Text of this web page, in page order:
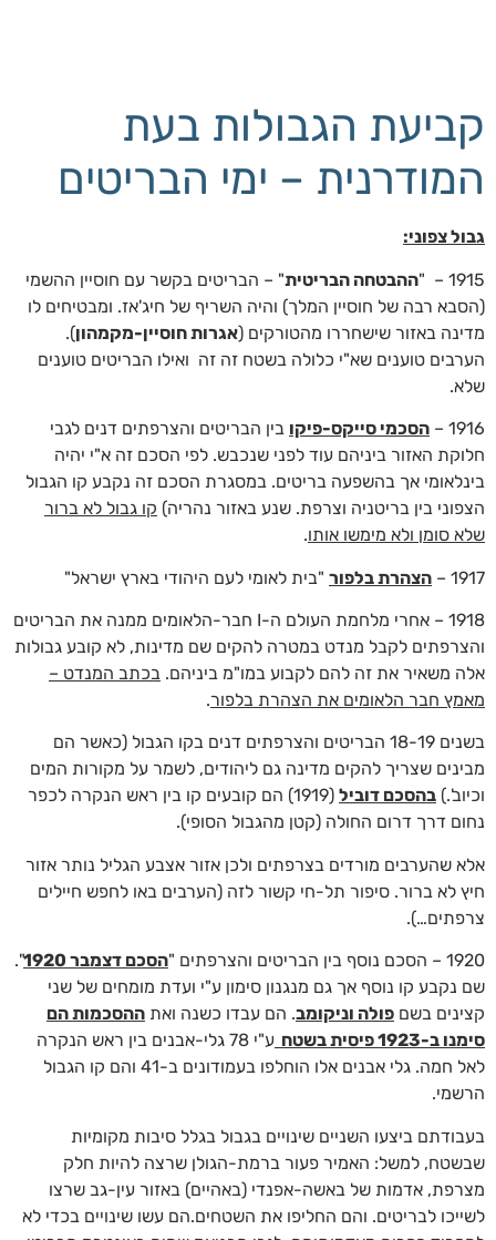
קביעת הגבולות בעת
המודרנית – ימי הבריטים
גבול צפוני:
1915 – " ההבטחה הבריטית" – הבריטים בקשר עם חוסיין ההשמי
(הסבא רבה של חוסיין המלך) והיה השריף של חיג'אז. ומבטיחים לו
מדינה באזור שישחררו מהטורקים (אגרות חוסיין-מקמהון).
הערבים טוענים שא"י כלולה בשטח זה זה ואילו הבריטים טוענים
שלא.
1916 – הסכמי סייקס-פיקו בין הבריטים והצרפתים דנים לגבי
חלוקת האזור ביניהם עוד לפני שנכבש. לפי הסכם זה א"י יהיה
בינלאומי אך בהשפעה בריטים. במסגרת הסכם זה נקבע קו הגבול
הצפוני בין בריטניה וצרפת. שנע באזור נהריה) קו גבול לא ברור
שלא סומן ולא מימשו אותו.
1917 – הצהרת בלפור "בית לאומי לעם היהודי בארץ ישראל"
1918 – אחרי מלחמת העולם ה-I חבר-הלאומים ממנה את הבריטים
והצרפתים לקבל מנדט במטרה להקים שם מדינות, לא קובע גבולות
אלה משאיר את זה להם לקבוע במו"מ ביניהם. בכתב המנדט –
מאמץ חבר הלאומים את הצהרת בלפור.
בשנים 18-19 הבריטים והצרפתים דנים בקו הגבול (כאשר הם
מבינים שצריך להקים מדינה גם ליהודים, לשמר על מקורות המים
וכיוב'.) בהסכם דוביל
(1919) הם קובעים קו בין ראש הנקרה לכפר
נחום דרך דרום החולה (קטן מהגבול הסופי).
אלא שהערבים מורדים בצרפתים ולכן אזור אצבע הגליל נותר אזור
חיץ לא ברור. סיפור תל-חי קשור לזה (הערבים באו לחפש חיילים
צרפתים…).
1920 – הסכם נוסף בין הבריטים והצרפתים " הסכם דצמבר 1920
".
שם נקבע קו נוסף אך גם מנגנון סימון ע"י ועדת מומחים של שני
קצינים בשם פולה וניקומב. הם עבדו כשנה ואת ההסכמות הם
סימנו ב-1923 פיסית בשטח
ע"י 78 גלי-אבנים בין ראש הנקרה
לאל חמה. גלי אבנים אלו הוחלפו בעמודונים ב-41 והם קו הגבול
הרשמי.
בעבודתם ביצעו השניים שינויים בגבול בגלל סיבות מקומיות
שבשטח, למשל: האמיר פעור ברמת-הגולן שרצה להיות חלק
מצרפת, אדמות של באשה-אפנדי (באהיים) באזור עין-גב שרצו
לשייכו לבריטים. והם החליפו את השטחים.הם עשו שינויים בכדי לא